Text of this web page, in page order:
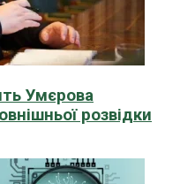
Умєрова
розвідки